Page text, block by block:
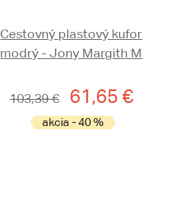
Cestovný plastový kufor
modrý - Jony Margith M
103,39 € 61,65 €
akcia - 40 %